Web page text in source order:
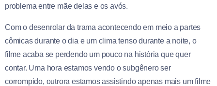
problema entre mãe delas e os avós.
Com o desenrolar da trama acontecendo em meio a partes
cômicas durante o dia e um clima tenso durante a noite, o
filme acaba se perdendo um pouco na história que quer
contar. Uma hora estamos vendo o subgênero ser
corrompido, outrora estamos assistindo apenas mais um filme